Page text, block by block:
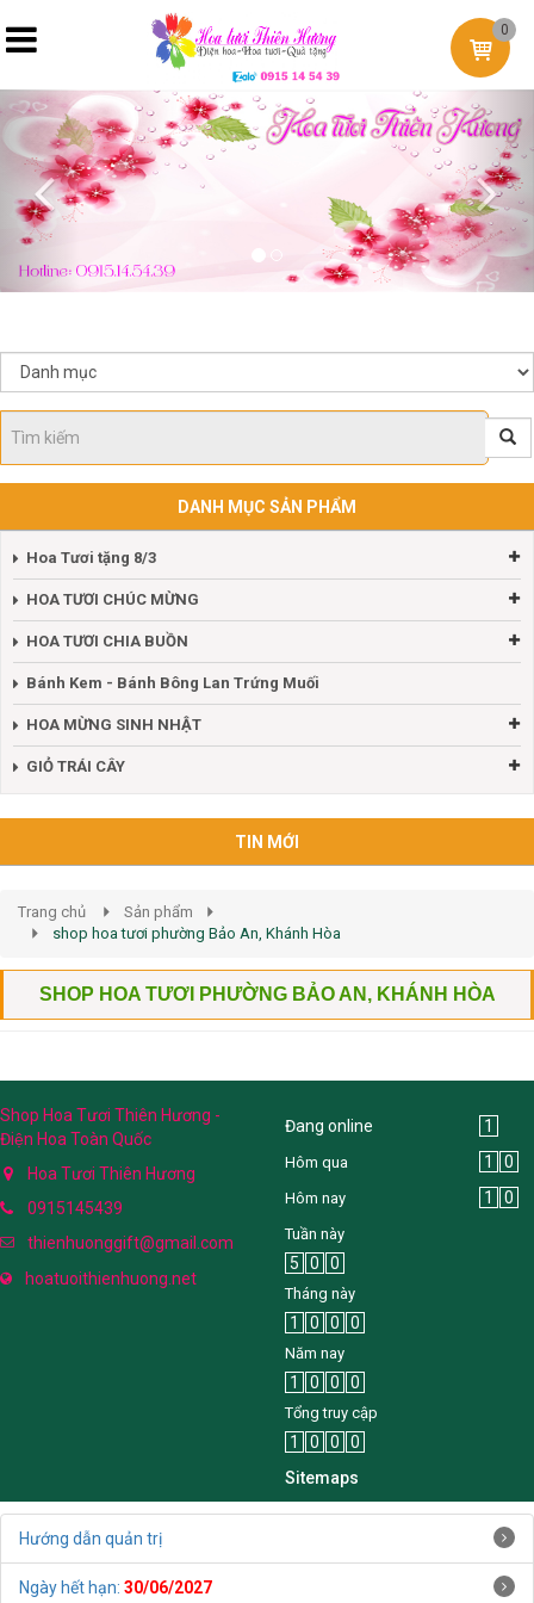
0
Previous
DANH MỤC SẢN PHẨM
Hoa Tươi tặng 8/3
HOA TƯƠI CHÚC MỪNG
HOA TƯƠI CHIA BUỒN
Bánh Kem - Bánh Bông Lan Trứng Muối
HOA MỪNG SINH NHẬT
GIỎ TRÁI CÂY
TIN MỚI
Trang chủ
Sản phẩm
shop hoa tươi phường Bảo An, Khánh Hòa
SHOP HOA TƯƠI PHƯỜNG BẢO AN, KHÁNH HÒA
Shop Hoa Tươi Thiên Hương -
Điện Hoa Toàn Quốc
Hoa Tươi Thiên Hương
0915145439
thienhuonggift@gmail.com
hoatuoithienhuong.net
Đang online 1
Hôm qua 1 0
Hôm nay 1 0
Tuần này
5 0 0
Tháng này
1 0 0 0
Năm nay
1 0 0 0
Tổng truy cập
1 0 0
0
Sitemaps
Hướng dẫn quản trị
Ngày hết hạn: 30/06/2027